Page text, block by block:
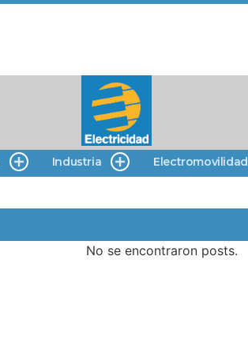
Industria Electromovilidad
No se encontraron posts.